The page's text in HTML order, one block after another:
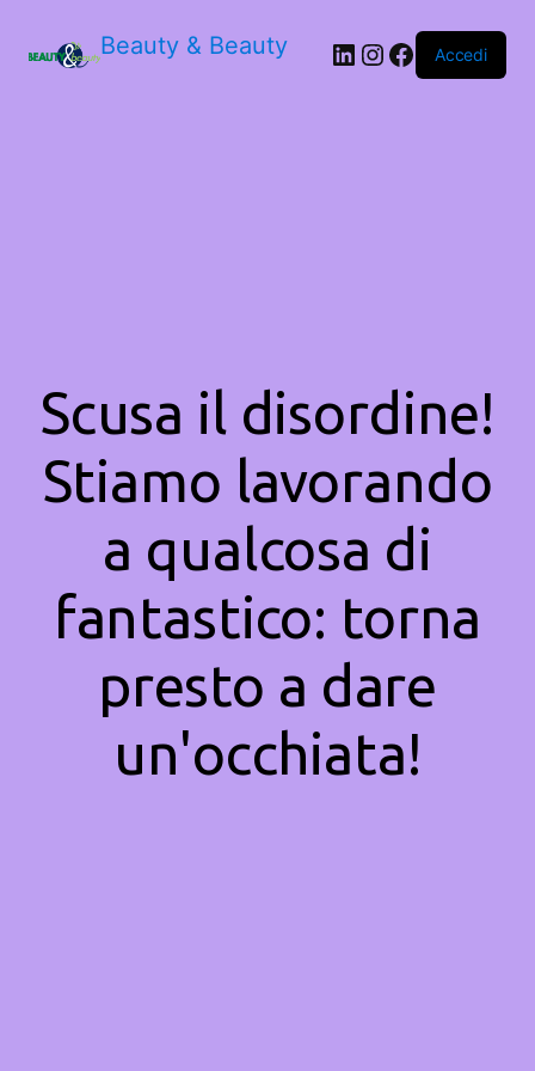
Beauty & Beauty LinkedIn
Instagram
Facebook
Accedi
Scusa il disordine!
Stiamo lavorando
a qualcosa di
fantastico: torna
presto a dare
un'occhiata!